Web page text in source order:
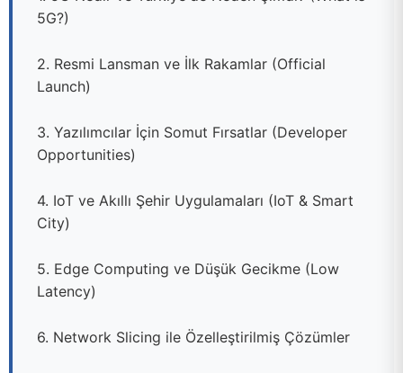
5G?)
2. Resmi Lansman ve İlk Rakamlar (Official
Launch)
3. Yazılımcılar İçin Somut Fırsatlar (Developer
Opportunities)
4. IoT ve Akıllı Şehir Uygulamaları (IoT & Smart
City)
5. Edge Computing ve Düşük Gecikme (Low
Latency)
6. Network Slicing ile Özelleştirilmiş Çözümler